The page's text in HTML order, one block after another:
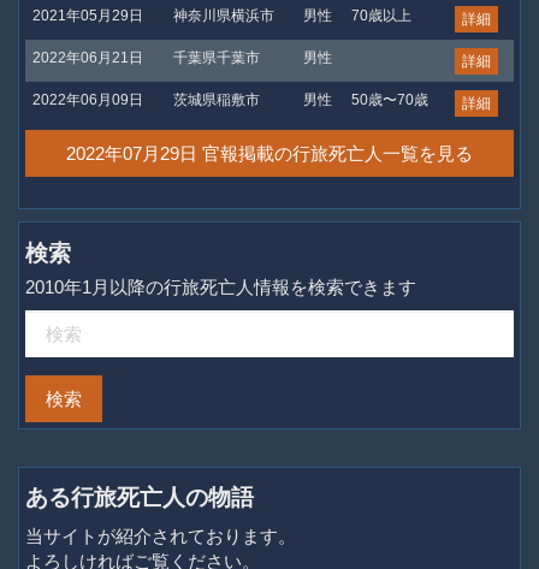
2021年05月29日 神奈川県横浜市 男性 70歳以上 詳細
2022年06月21日 千葉県千葉市 男性 詳細
2022年06月09日 茨城県稲敷市 男性 50歳〜70歳 詳細
2022年07月29日 官報掲載の行旅死亡人一覧を見る
検索
2010年1月以降の行旅死亡人情報を検索できます
ある行旅死亡人の物語
当サイトが紹介されております。
よろしければご覧ください。